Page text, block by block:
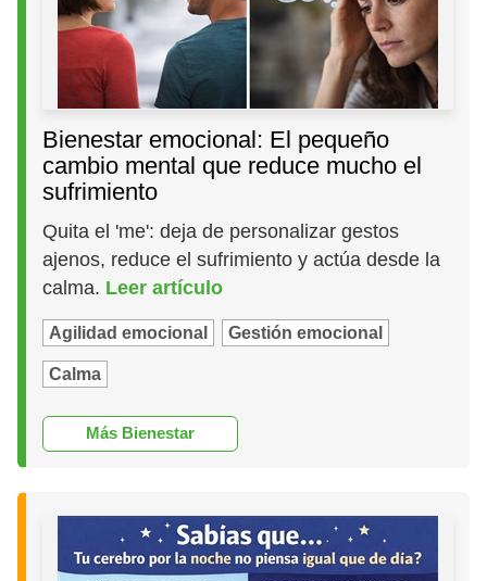
Bienestar emocional: El pequeño
cambio mental que reduce mucho el
sufrimiento
Quita el 'me': deja de personalizar gestos
ajenos, reduce el sufrimiento y actúa desde la
calma. Leer artículo
Agilidad emocional Gestión emocional
Calma
Más Bienestar